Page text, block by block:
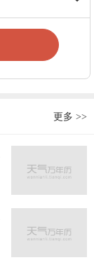
更多 >>